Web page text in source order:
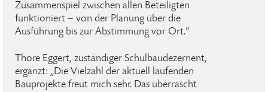
Zusammenspiel zwischen allen Beteiligten
funktioniert – von der Planung über die
Ausführung bis zur Abstimmung vor Ort.“
Thore Eggert, zuständiger Schulbaudezernent,
ergänzt: „Die Vielzahl der aktuell laufenden
Bauprojekte freut mich sehr. Das überrascht